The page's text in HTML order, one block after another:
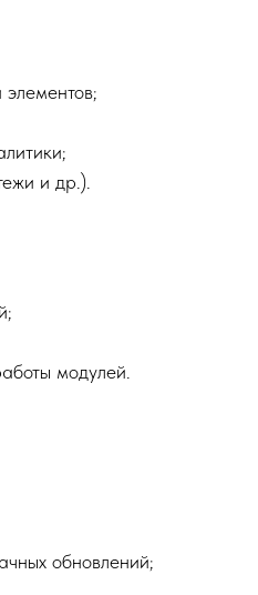
и др.).
модулей.
обновлений;